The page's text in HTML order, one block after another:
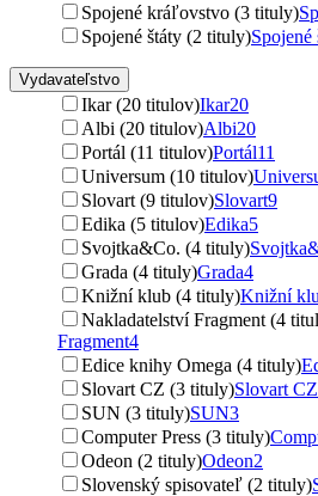
Spojené kráľovstvo (3 tituly)
Spojené štáty (2 tituly)Spojené
Vydavateľstvo
Ikar (20 titulov)Ikar20
Albi (20 titulov)Albi20
Portál (11 titulov)Portál11
Universum (10 titulov)
Slovart (9 titulov)Slovart9
Edika (5 titulov)Edika5
Svojtka&Co. (4 tituly)
Grada (4 tituly)Grada4
Knižní klub (4 tituly)Knižní
Nakladatelství Fragment (4
Fragment4
Edice knihy Omega (4 tituly)
Slovart CZ (3 tituly)Slovart CZ
SUN (3 tituly)SUN3
Computer Press (3 tituly)
Odeon (2 tituly)Odeon2
Slovenský spisovateľ (2 tituly)